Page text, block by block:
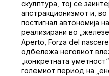
скулптура, тој се
апстракционизмот и,
постигнал автономија
реализирани во
Aperto, Forza del
одбележа неговиот
„конкретната
големиот период на